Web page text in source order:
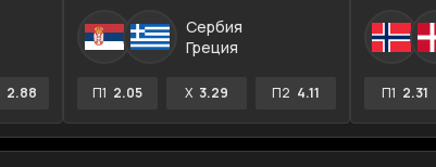
2.88
Сербия
Греция
П1 2.05 X 3.29 П2 4.11 П1 2.31